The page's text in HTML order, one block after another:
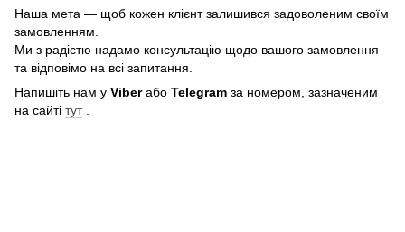
Наша мета — щоб кожен клієнт залишився задоволеним своїм
замовленням.
Ми з радістю надамо консультацію щодо вашого замовлення
та відповімо на всі запитання.
Напишіть нам у Viberабо Telegram за номером, зазначеним
на сайті тут.